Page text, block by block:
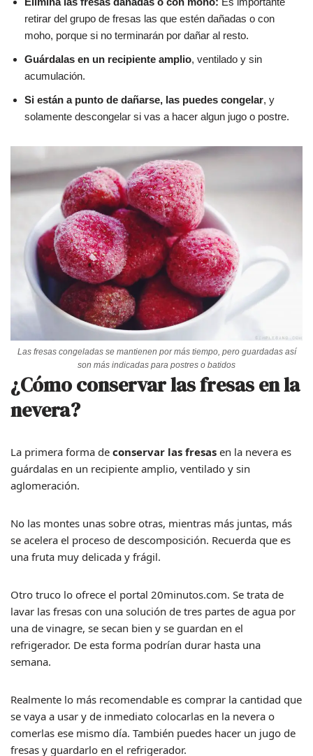
retirar del grupo de fresas las que estén dañadas o con
moho, porque si no terminarán por dañar al resto.
Guárdalas en un recipiente amplio, ventilado y sin
acumulación.
Si están a punto de dañarse, las puedes congelar, y
solamente descongelar si vas a hacer algun jugo o postre.
Las fresas congeladas se mantienen por más tiempo, pero guardadas así
son más indicadas para postres o batidos
¿Cómo conservar las fresas en la
nevera?
La primera forma de conservar las fresas en la nevera es
guárdalas en un recipiente amplio, ventilado y sin
aglomeración.
No las montes unas sobre otras, mientras más juntas, más
se acelera el proceso de descomposición. Recuerda que es
una fruta muy delicada y frágil.
Otro truco lo ofrece el portal 20minutos.com. Se trata de
lavar las fresas con una solución de tres partes de agua por
una de vinagre, se secan bien y se guardan en el
refrigerador. De esta forma podrían durar hasta una
semana.
Realmente lo más recomendable es comprar la cantidad que
se vaya a usar y de inmediato colocarlas en la nevera o
comerlas ese mismo día. También puedes hacer un jugo de
fresas y guardarlo en el refrigerador.